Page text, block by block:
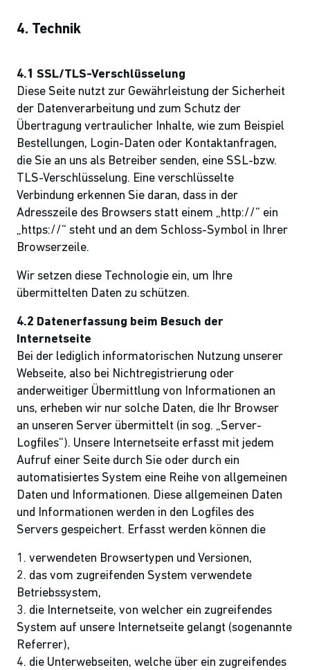
4. Technik
4.1 SSL/TLS-Verschlüsselung
Diese Seite nutzt zur Gewährleistung der Sicherheit
der Datenverarbeitung und zum Schutz der
Übertragung vertraulicher Inhalte, wie zum Beispiel
Bestellungen, Login-Daten oder Kontaktanfragen,
die Sie an uns als Betreiber senden, eine SSL-bzw.
TLS-Verschlüsselung. Eine verschlüsselte
Verbindung erkennen Sie daran, dass in der
Adresszeile des Browsers statt einem „http://“ ein
„https://“ steht und an dem Schloss-Symbol in Ihrer
Browserzeile.
Wir setzen diese Technologie ein, um Ihre
übermittelten Daten zu schützen.
4.2 Datenerfassung beim Besuch der
Internetseite
Bei der lediglich informatorischen Nutzung unserer
Webseite, also bei Nichtregistrierung oder
anderweitiger Übermittlung von Informationen an
uns, erheben wir nur solche Daten, die Ihr Browser
an unseren Server übermittelt (in sog. „Server-
Logfiles“). Unsere Internetseite erfasst mit jedem
Aufruf einer Seite durch Sie oder durch ein
automatisiertes System eine Reihe von allgemeinen
Daten und Informationen. Diese allgemeinen Daten
und Informationen werden in den Logfiles des
Servers gespeichert. Erfasst werden können die
1. verwendeten Browsertypen und Versionen,
2. das vom zugreifenden System verwendete
Betriebssystem,
3. die Internetseite, von welcher ein zugreifendes
System auf unsere Internetseite gelangt (sogenannte
Referrer),
4. die Unterwebseiten, welche über ein zugreifendes